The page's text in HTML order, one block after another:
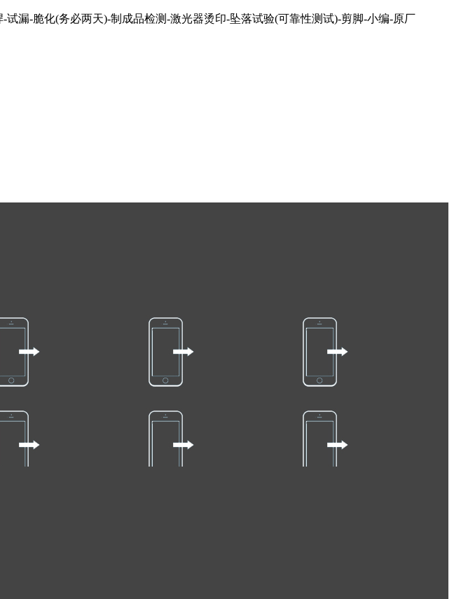
漏-脆化(务必两天)-制成品检测-激光器烫印-坠落试验(可靠性测试)-剪脚-小编-原厂